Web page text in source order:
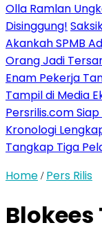
Olla Ramlan
Disinggung!
Akankah SPMB
Orang Jadi
Enam Pekerja
Tampil di Media
Persrilis.com
Kronologi
Tangkap Tiga
Home / Pers Rilis